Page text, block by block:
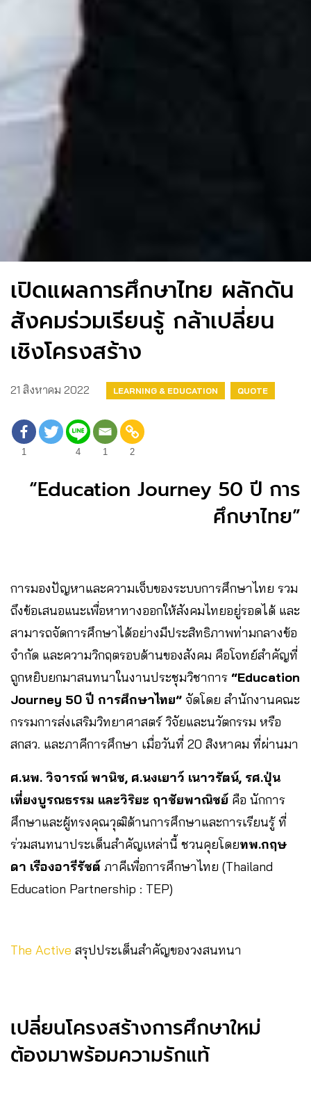
เปิดแผลการศึกษาไทย ผลักดัน
สังคมร่วมเรียนรู้ กล้าเปลี่ยน
เชิงโครงสร้าง
21 สิงหาคม 2022 LEARNING & EDUCATION QUOTE
1 4 1 2
“Education Journey 50 ปี การ
ศึกษาไทย”
การมองปัญหาและความเจ็บของระบบการศึกษาไทย รวม
ถึงข้อเสนอแนะเพื่อหาทางออกให้สังคมไทยอยู่รอดได้ และ
สามารถจัดการศึกษาได้อย่างมีประสิทธิภาพท่ามกลางข้อ
จำกัด และความวิกฤตรอบด้านของสังคม คือโจทย์สำคัญที่
ถูกหยิบยกมาสนทนาในงานประชุมวิชาการ “Education
Journey 50 ปี การศึกษาไทย” จัดโดย สำนักงานคณะ
กรรมการส่งเสริมวิทยาศาสตร์ วิจัยและนวัตกรรม หรือ
สกสว. และภาคีการศึกษา เมื่อวันที่ 20 สิงหาคม ที่ผ่านมา
ศ.นพ. วิจารณ์ พานิช, ศ.นงเยาว์ เนาวรัตน์, รศ.ปุ่น
เที่ยงบูรณธรรม และวิริยะ ฤาชัยพาณิชย์ คือ นักการ
ศึกษาและผู้ทรงคุณวุฒิด้านการศึกษาและการเรียนรู้ ที่
ร่วมสนทนาประเด็นสำคัญเหล่านี้ ชวนคุยโดยทพ.กฤษ
ดา เรืองอารีรัชต์ ภาคีเพื่อการศึกษาไทย (Thailand
Education Partnership : TEP)
The Active สรุปประเด็นสำคัญของวงสนทนา
เปลี่ยนโครงสร้างการศึกษาใหม่
ต้องมาพร้อมความรักแท้